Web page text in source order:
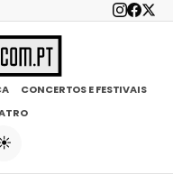
CONCERTOS E FESTIVAIS